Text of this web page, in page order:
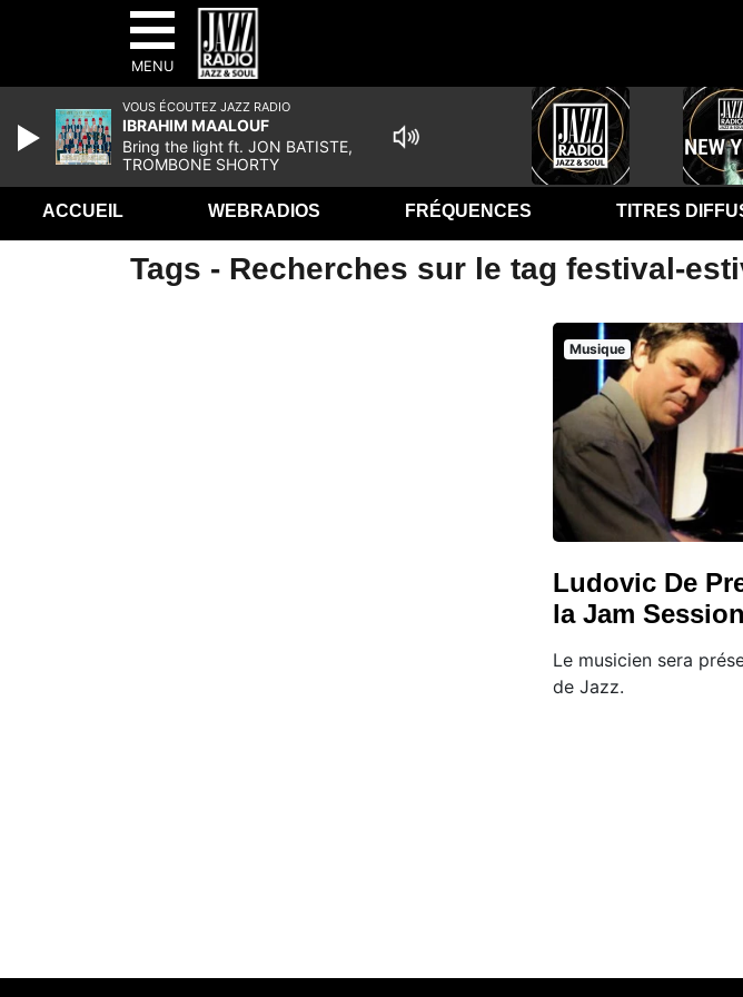
MENU
ACCUEIL WEBRADIOS FRÉQUENCES TITRES
Tags - Recherches sur le tag festival-
Musique
Ludovic De
la Jam
Le musicien sera
de Jazz.
VOUS ÉCOUTEZ JAZZ RADIO
IBRAHIM MAALOUF
Bring the light ft. JON BATISTE,
TROMBONE SHORTY